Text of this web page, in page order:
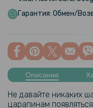
Гарантия: Обмен/
Описание
Не давайте никаких
царапинам